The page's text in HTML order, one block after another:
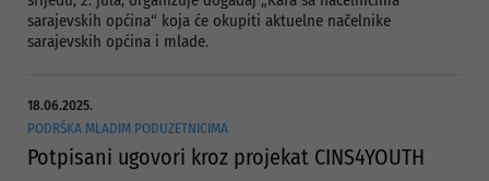
sarajevskih općina“ koja će okupiti aktuelne načelnike
sarajevskih općina i mlade.
18.06.2025.
PODRŠKA MLADIM PODUZETNICIMA
Potpisani ugovori kroz projekat CINS4YOUTH